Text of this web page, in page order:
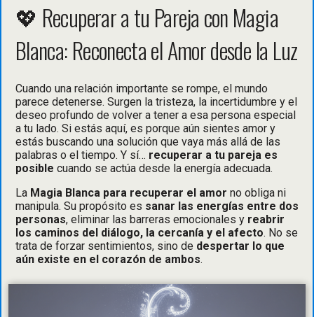
💖 Recuperar a tu Pareja con Magia
Blanca: Reconecta el Amor desde la Luz
Cuando una relación importante se rompe, el mundo
parece detenerse. Surgen la tristeza, la incertidumbre y el
deseo profundo de volver a tener a esa persona especial
a tu lado. Si estás aquí, es porque aún sientes amor y
estás buscando una solución que vaya más allá de las
palabras o el tiempo. Y sí… recuperar a tu pareja es
posible cuando se actúa desde la energía adecuada.
La Magia Blanca para recuperar el amor no obliga ni
manipula. Su propósito es sanar las energías entre dos
personas, eliminar las barreras emocionales y reabrir
los caminos del diálogo, la cercanía y el afecto. No se
trata de forzar sentimientos, sino de despertar lo que
aún existe en el corazón de ambos.